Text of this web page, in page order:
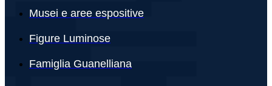
Musei e aree espositive
Figure Luminose
Famiglia Guanelliana